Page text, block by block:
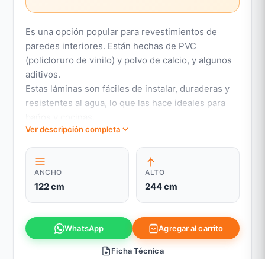
Es una opción popular para revestimientos de
paredes interiores. Están hechas de PVC
(policloruro de vinilo) y polvo de calcio, y algunos
aditivos.
Estas láminas son fáciles de instalar, duraderas y
resistentes al agua, lo que las hace ideales para
•Hidrófugo, resistente al fuego, anti-termitas,
resiste arañazos.
•Fácil de cortar e instalar, no genera polvo, 100%
reciclable.
•Instalación en paredes, techos y muebles con
adhesivo de montaje.
•Apariencia realista, con acabados diversos y
texturas.
•Decorativo para interiores.
Ver descripción completa
ANCHO
122 cm
ALTO
244 cm
WhatsApp Agregar al carrito
Ficha Técnica